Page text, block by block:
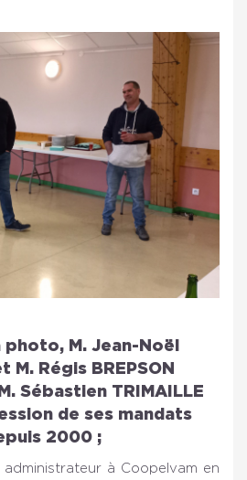
photo, M. Jean-Noël
M. Régis BREPSON
Sébastien TRIMAILLE
de ses mandats
2000 ;
à Coopelvam en